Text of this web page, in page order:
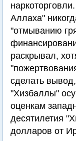
Аллаха"
"отмыванию
раскрывал,
сделать
"Хизбаллы"
оценкам
десятилетия
долларов от